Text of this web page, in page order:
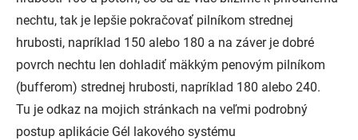
nechtu, tak je lepšie pokračovať pilníkom strednej
hrubosti, napríklad 150 alebo 180 a na záver je dobré
povrch nechtu len dohladiť mäkkým penovým pilníkom
(bufferom) strednej hrubosti, napríklad 180 alebo 240.
Tu je odkaz na mojich stránkach na veľmi podrobný
postup aplikácie Gél lakového systému